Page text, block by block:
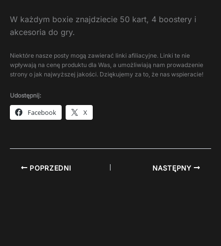
W każdym boxie znajdziecie 50 kart, 4 boostery i
akcesoria do gry.
Niektóre nasze posty mogą zawierać linki afiliacyjne. Linki te nie
wpływają na cenę produktu dla Was, a umożliwiają nam prowadzenie
strony o jak najwyższej jakości. Dziękujemy za to, że nas wspieracie!
Udostępnij:
Facebook X
POPRZEDNI NASTĘPNY